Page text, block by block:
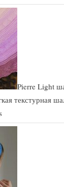
Pierre Light
текстурная